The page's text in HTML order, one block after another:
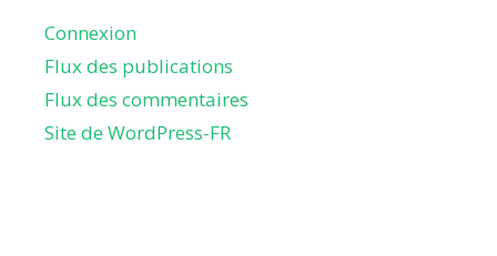
Connexion
Flux des publications
Flux des commentaires
Site de WordPress-FR